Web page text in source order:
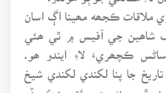
ملاقات ڪجھه مھينا اڳ اسان
شاھين جي آفيس ۾ ٿي ھئي
ڪچھريءَ لاءِ ايندو ھو.
جا پنا لکندي لکندي شيخ
ٿي ويندو ۽ پوئتي ھڪ وڏو